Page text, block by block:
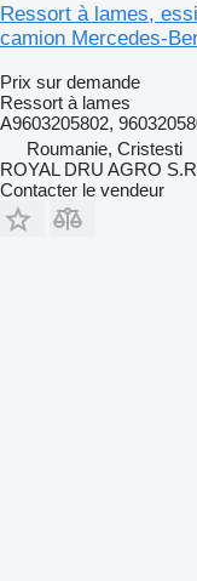
Ressort à lames,
camion Mercedes-
Prix sur demande
Ressort à lames
A9603205802,
Roumanie, Cristesti
ROYAL DRU AGRO
Contacter le vendeur